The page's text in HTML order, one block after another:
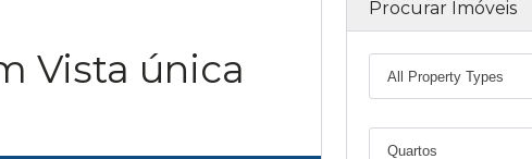
Vista única
Procurar Imóveis